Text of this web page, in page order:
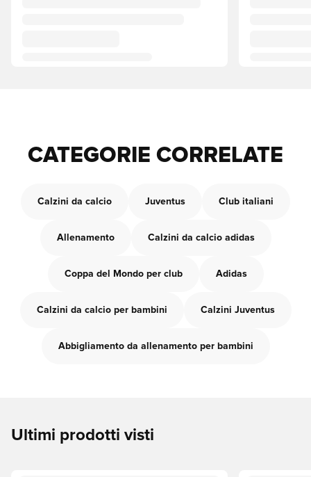
CATEGORIE CORRELATE
Calzini da calcio Juventus Club italiani
Allenamento Calzini da calcio adidas
Coppa del Mondo per club Adidas
Calzini da calcio per bambini Calzini Juventus
Abbigliamento da allenamento per bambini
Ultimi prodotti visti